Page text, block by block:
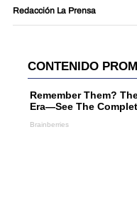
Redacción La Prensa